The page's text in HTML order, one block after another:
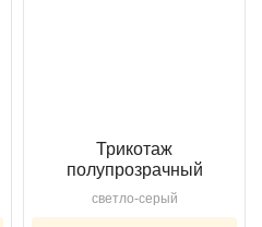
Трикотаж
полупрозрачный
светло-серый